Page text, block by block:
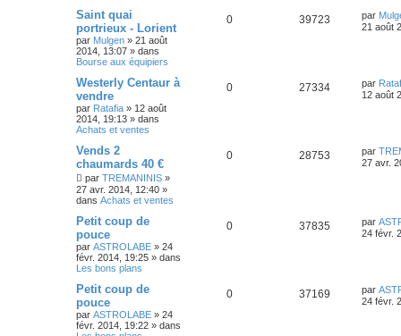
Saint quai
portrieux - Lorient
par Mulgen » 21 août
2014, 13:07 » dans
Bourse aux équipiers
0 39723 par
21 août
Westerly Centaur à
vendre
par Ratafia » 12 août
2014, 19:13 » dans
Achats et ventes
0 27334 par
12 août
Vends 2
chaumards 40 €
par TREMANINIS »
27 avr. 2014, 12:40 »
dans Achats et ventes
0 28753 par
27 avr.
Petit coup de
pouce
par ASTROLABE » 24
févr. 2014, 19:25 » dans
Les bons plans
0 37835 par
24 févr.
Petit coup de
pouce
par ASTROLABE » 24
févr. 2014, 19:22 » dans
0 37169 par
24 févr.